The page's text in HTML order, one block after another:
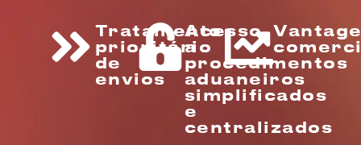
Tratamento
prioritário
de
envios
Acesso
a
procedimentos
aduaneiros
simplificados
e
centralizados